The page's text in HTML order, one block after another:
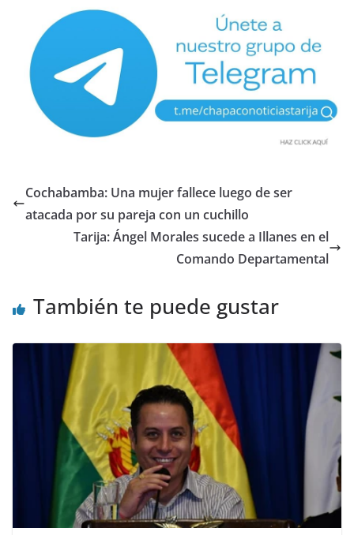
Cochabamba: Una mujer fallece luego de ser
atacada por su pareja con un cuchillo
Tarija: Ángel Morales sucede a Illanes en el
Comando Departamental
También te puede gustar